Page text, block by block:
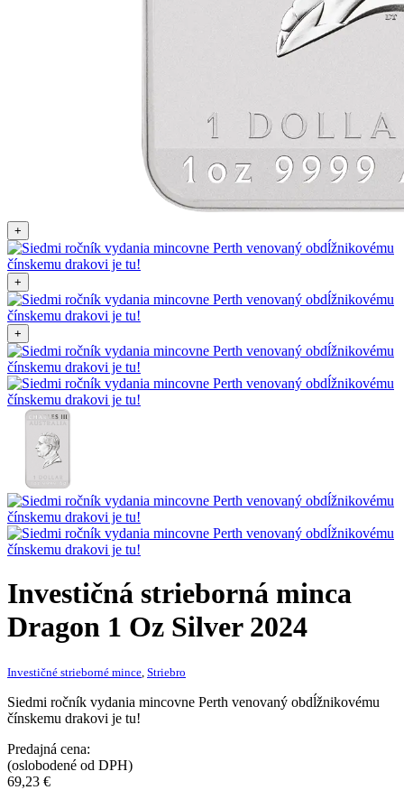
+
+
+
Investičná strieborná minca
Dragon 1 Oz Silver 2024
Investičné strieborné mince Striebro
Siedmi ročník vydania mincovne Perth venovaný obdĺžnikovému
čínskemu drakovi je tu!
Predajná cena:
(oslobodené od DPH)
69,23 €